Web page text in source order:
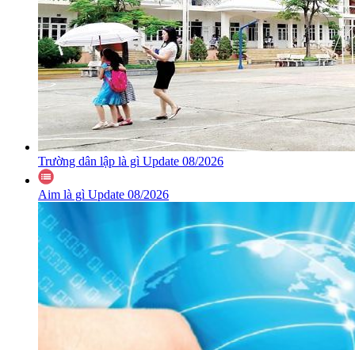
Trường dân lập là gì Update 08/2026
Aim là gì Update 08/2026